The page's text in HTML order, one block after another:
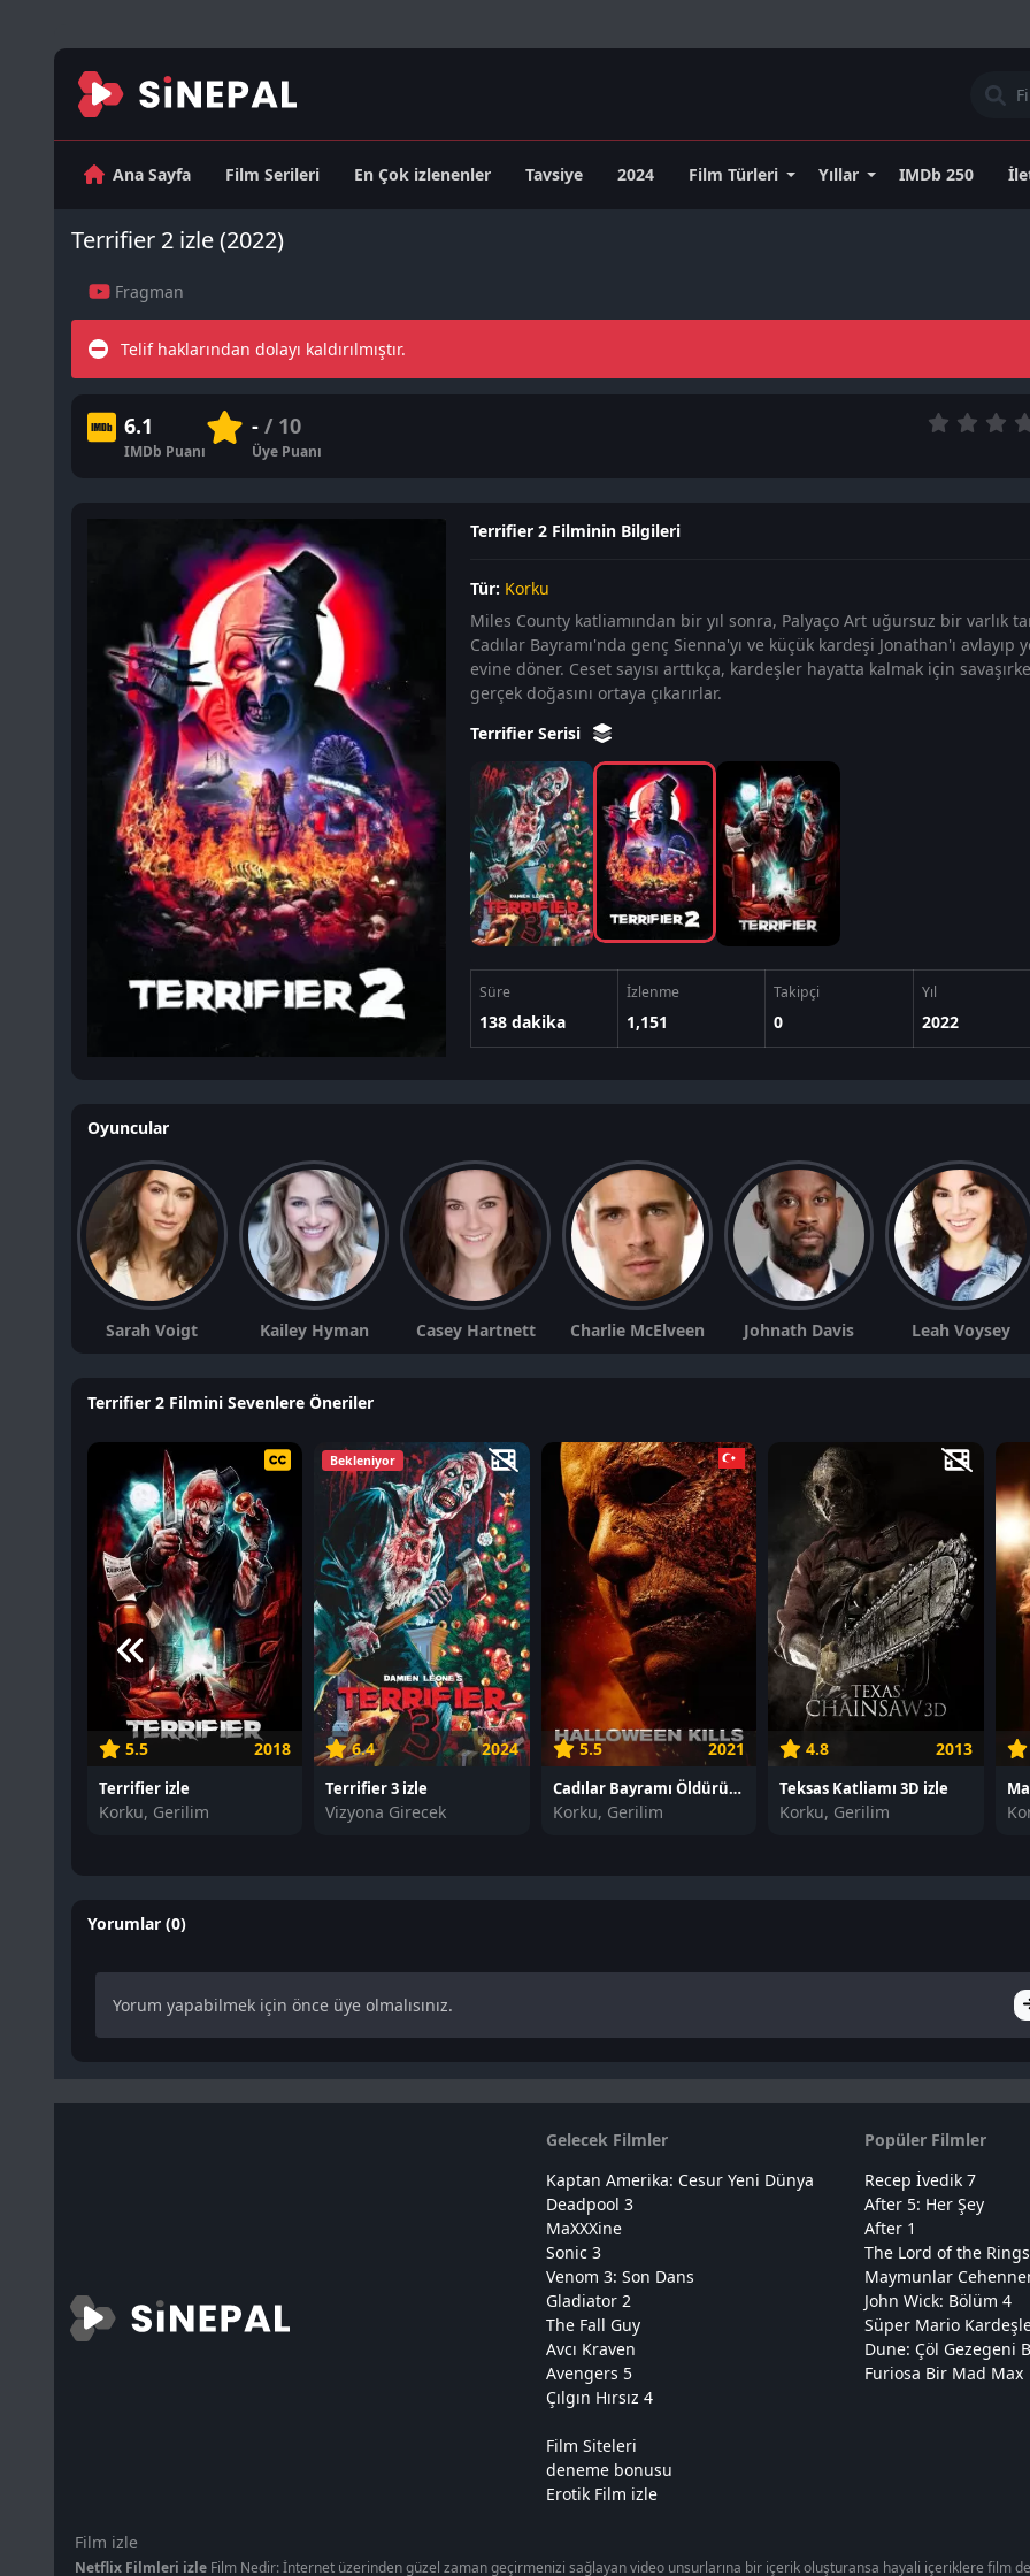
Ana Sayfa Film Serileri En Çok izlenenler Tavsiye 2024 Film Türleri Yıllar IMDb 250
Terrifier 2 izle (2022)
Fragman
Telif haklarından dolayı kaldırılmıştır.
6.1
IMDb Puanı
-/ 10
Üye Puanı
Terrifier 2 Filminin Bilgileri
Tür: Korku
Miles County katliamından bir yıl sonra, Palyaço Art uğursuz bir varlık
Cadılar Bayramı'nda genç Sienna'yı ve küçük kardeşi Jonathan'ı avlayıp
evine döner. Ceset sayısı arttıkça, kardeşler hayatta kalmak için
gerçek doğasını ortaya çıkarırlar.
Terrifier Serisi
Süre
138 dakika
İzlenme
1,151
Takipçi
0
Yıl
2022
Oyuncular
Sarah Voigt Kailey Hyman Casey Hartnett Charlie McElveen Johnath Davis Leah Voysey
Terrifier 2 Filmini Sevenlere Öneriler
5.5 2018
Terrifier izle
Korku, Gerilim
Bekleniyor
6.4 2024
Terrifier 3 izle
Vizyona Girecek
5.5 2021
Cadılar Bayramı Öldürür izle
Korku, Gerilim
4.8 2013
Teksas Katliamı 3D izle
Korku, Gerilim
Yorumlar (0)
Yorum yapabilmek için önce üye olmalısınız.
Gelecek Filmler
Kaptan Amerika: Cesur Yeni Dünya
Deadpool 3
MaXXXine
Sonic 3
Venom 3: Son Dans
Gladiator 2
The Fall Guy
Avcı Kraven
Avengers 5
Çılgın Hırsız 4
Popüler Filmler
Recep İvedik 7
After 5: Her Şey
After 1
The Lord of the Rings
Maymunlar
John Wick: Bölüm 4
Süper Mario
Dune: Çöl Gezegeni
Furiosa Bir Mad Max
Film Siteleri
deneme bonusu
Erotik Film izle
Film izle
Netflix Filmleri izleFilm Nedir: İnternet üzerinden güzel zaman geçirmenizi sağlayan video unsurlarına bir içerik oluşturansa hayali içeriklere film